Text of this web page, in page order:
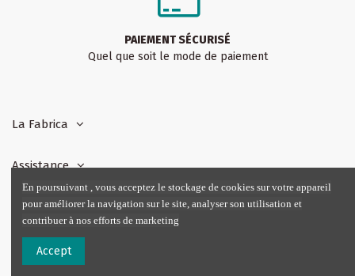
PAIEMENT SÉCURISÉ
Quel que soit le mode de paiement
La Fabrica
Assistance
Notre boutique :
En poursuivant , vous acceptez le stockage de cookies sur votre appareil
pour améliorer la navigation sur le site, analyser son utilisation et
contribuer à nos efforts de marketing
Accept